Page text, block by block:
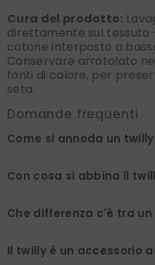
Cura del prodotto:
direttamente sul tessuto
cotone interposto a
Conservare arrotolato
fonti di calore, per
seta.
Domande frequenti
Come si annoda un
Con cosa si abbina il
Che differenza c'è tra
Il twilly è un accessorio